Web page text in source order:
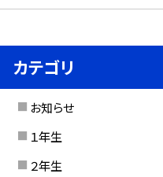
カテゴリ
お知らせ
１年生
２年生